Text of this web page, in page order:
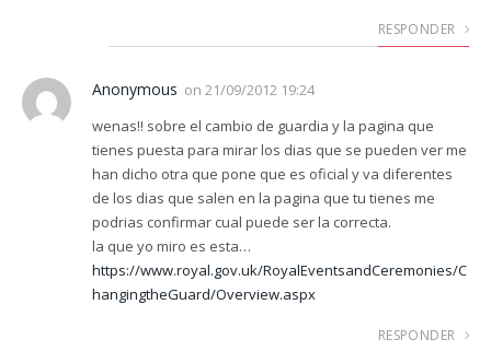
RESPONDER
Anonymous on 21/09/2012 19:24
wenas!! sobre el cambio de guardia y la pagina que
tienes puesta para mirar los dias que se pueden ver me
han dicho otra que pone que es oficial y va diferentes
de los dias que salen en la pagina que tu tienes me
podrias confirmar cual puede ser la correcta.
la que yo miro es esta…
https://www.royal.gov.uk/RoyalEventsandCeremonies/C
hangingtheGuard/Overview.aspx
RESPONDER